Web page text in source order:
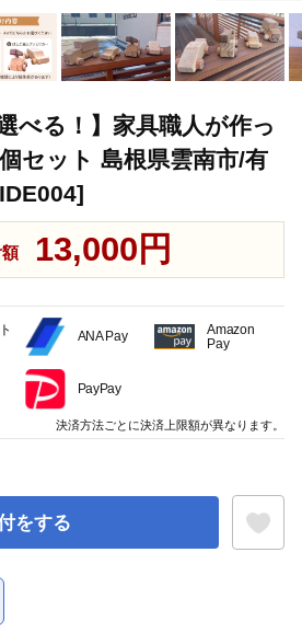
べる！】家具職人が作っ
セット 島根県雲南市/有
13,000円
をする
ANA Pay
Amazon
Pay
PayPay
決済方法ごとに決済上限額が異なります。